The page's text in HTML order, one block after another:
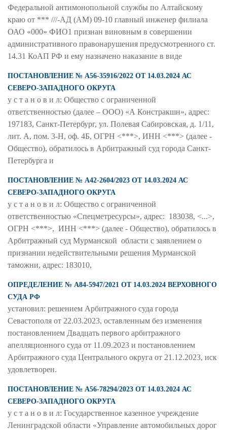
Федеральной антимонопольной службы по Алтайскому
краю от *** ///-АД (АМ) 09-10 главный инженер филиала
ОАО «000» ФИО1 признан виновным в совершении
административного правонарушения предусмотренного ст.
14.31 КоАП РФ и ему назначено наказание в виде
ПОСТАНОВЛЕНИЕ № А56-35916/2022 ОТ 14.03.2024 АС
СЕВЕРО-ЗАПАДНОГО ОКРУГА
у с т а н о в и л: Общество с ограниченной
ответственностью (далее – ООО) «А Констракшн», адрес:
197183, Санкт-Петербург, ул. Полевая Сабировская, д. 1/11,
лит. А, пом. 3-Н, оф. 4Б, ОГРН <***>, ИНН <***> (далее -
Общество), обратилось в Арбитражный суд города Санкт-
Петербурга и
ПОСТАНОВЛЕНИЕ № А42-2604/2023 ОТ 14.03.2024 АС
СЕВЕРО-ЗАПАДНОГО ОКРУГА
у с т а н о в и л: Общество с ограниченной
ответственностью «Спецметресурсы», адрес: 183038, <...>,
ОГРН <***>, ИНН <***> (далее - Общество), обратилось в
Арбитражный суд Мурманской области с заявлением о
признании недействительными решения Мурманской
таможни, адрес: 183010,
ОПРЕДЕЛЕНИЕ № А84-5947/2021 ОТ 14.03.2024 ВЕРХОВНОГО
СУДА РФ
установил: решением Арбитражного суда города
Севастополя от 22.03.2023, оставленным без изменения
постановлением Двадцать первого арбитражного
апелляционного суда от 11.09.2023 и постановлением
Арбитражного суда Центрального округа от 21.12.2023, иск
удовлетворен.
ПОСТАНОВЛЕНИЕ № А56-78294/2023 ОТ 14.03.2024 АС
СЕВЕРО-ЗАПАДНОГО ОКРУГА
у с т а н о в и л: Государственное казенное учреждение
Ленинградской области «Управление автомобильных дорог